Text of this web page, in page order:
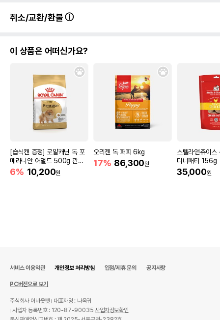
취소/교환/환불
이 상품은 어떠신가요?
[습식캔 증정] 로얄캐닌 독 포
메라니안 어덜트 500g 관절
건강
6% 10,200원
오리젠 독 퍼피 6kg
17% 86,300원
스텔라앤츄이스
디너패티 156g
35,000원
서비스 이용약관 개인정보 처리방침 입점/제휴 문의 공지사항
PC버전으로 보기
주식회사 어바웃펫
대표자명 : 나옥귀
사업자 등록번호 : 120-87-90035사업자정보확인